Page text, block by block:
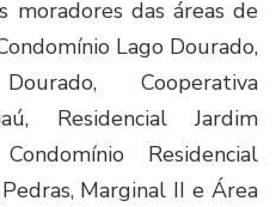
moradores das áreas de
Lago Dourado,
Cooperativa
Residencial Jardim
Residencial
Marginal II e Área